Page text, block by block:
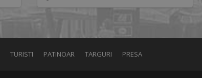
TURISTI PATINOAR TARGURI PRESA